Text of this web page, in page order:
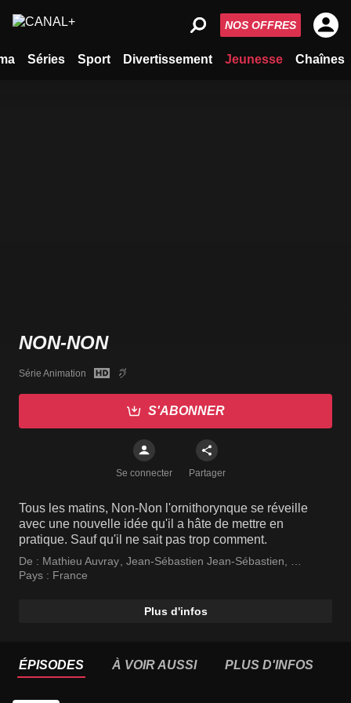
Séries Sport Divertissement Jeunesse Chaînes
NOS OFFRES
NON-NON
Série Animation
S'ABONNER
Se connecter Partager
Tous les matins, Non-Non l'ornithorynque se réveille
avec une nouvelle idée qu'il a hâte de mettre en
pratique. Sauf qu'il ne sait pas trop comment.
De : Mathieu Auvray Jean-Sébastien Jean-Sébastien
Jean-Sébastien Vernerie
Pays : France
Plus d'infos
ÉPISODES À VOIR AUSSI PLUS D'INFOS